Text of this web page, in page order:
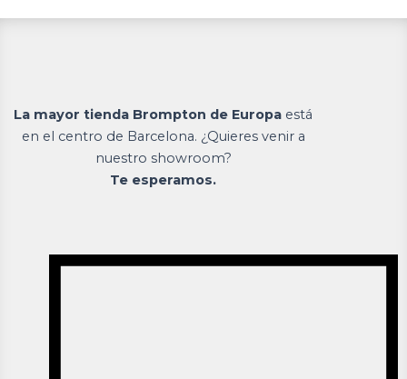
La mayor tienda Brompton de Europa está
en el centro de Barcelona. ¿Quieres venir a
nuestro showroom?
Te esperamos.